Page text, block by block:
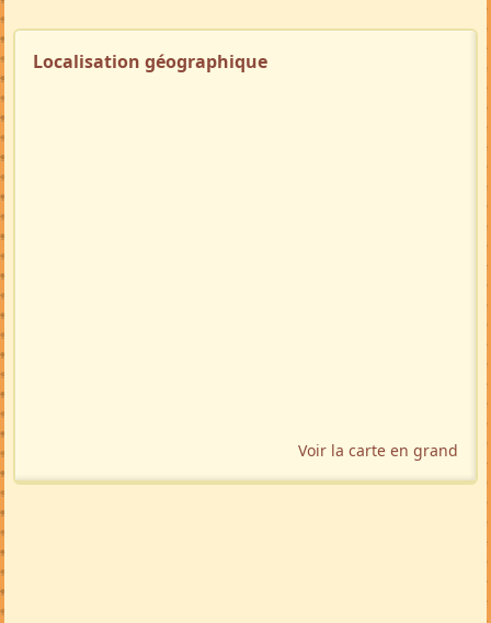
Localisation géographique
Voir la carte en grand